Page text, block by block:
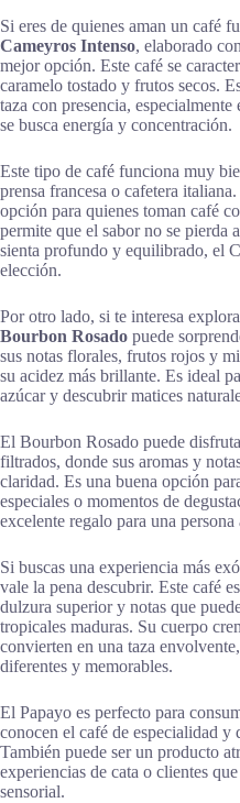
Si eres de quienes aman un café
Cameyros Intenso, elaborado
mejor opción. Este café se
caramelo tostado y frutos secos.
taza con presencia,
se busca energía y concentración.
Este tipo de café funciona muy
prensa francesa o cafetera
opción para quienes toman café
permite que el sabor no se pierda
sienta profundo y equilibrado, el
elección.
Por otro lado, si te interesa
Bourbon Rosado puede
sus notas florales, frutos rojos y
su acidez más brillante. Es ideal
azúcar y descubrir matices
El Bourbon Rosado puede
filtrados, donde sus aromas y
claridad. Es una buena opción
especiales o momentos de
excelente regalo para una
Si buscas una experiencia más
vale la pena descubrir. Este café
dulzura superior y notas que
tropicales maduras. Su cuerpo
convierten en una taza
diferentes y memorables.
El Papayo es perfecto para
conocen el café de especialidad
También puede ser un producto
experiencias de cata o clientes
sensorial.